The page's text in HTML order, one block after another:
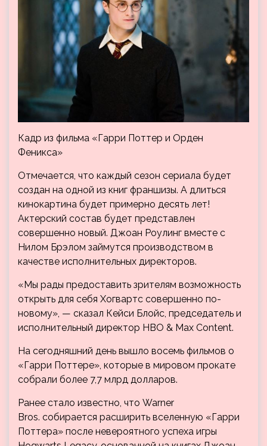
Кадр из фильма «Гарри Поттер и Орден
Феникса»
Отмечается, что каждый сезон сериала будет
создан на одной из книг франшизы. А длиться
кинокартина будет примерно десять лет!
Актерский состав будет представлен
совершенно новый. Джоан Роулинг вместе с
Нилом Брэлом займутся производством в
качестве исполнительных директоров.
«Мы рады предоставить зрителям возможность
открыть для себя Хогвартс совершенно по-
новому», — сказал Кейси Блойс, председатель и
исполнительный директор HBO & Max Content.
На сегодняшний день вышло восемь фильмов о
«Гарри Поттере», которые в мировом прокате
собрали более 7,7 млрд долларов.
Ранее стало известно, что Warner
Bros. собирается расширить вселенную «Гарри
Поттера» после невероятного успеха игры